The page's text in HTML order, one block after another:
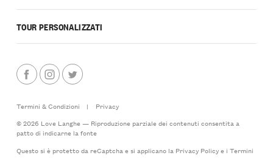
TOUR PERSONALIZZATI
Termini & Condizioni |
Privacy
© 2026 Love Langhe — Riproduzione parziale dei contenuti consentita a
patto di indicarne la fonte
Questo si è protetto da reCaptcha e si applicano la Privacy Policye i Termini